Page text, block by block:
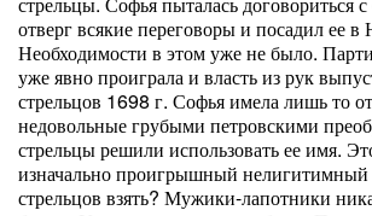
отверг всякие переговоры и посадил ее
Необходимости в этом уже не было.
уже явно проиграла и власть из рук
стрельцов 1698 г. Софья имела лишь то
недовольные грубыми петровскими
стрельцы решили использовать ее имя.
изначально проигрышный нелигитимный
стрельцов взять? Мужики-лапотники